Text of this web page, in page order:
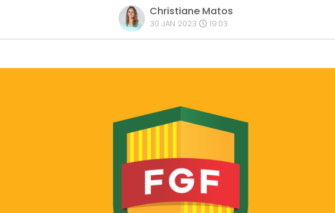
Christiane Matos
30 JAN 2023 19:03